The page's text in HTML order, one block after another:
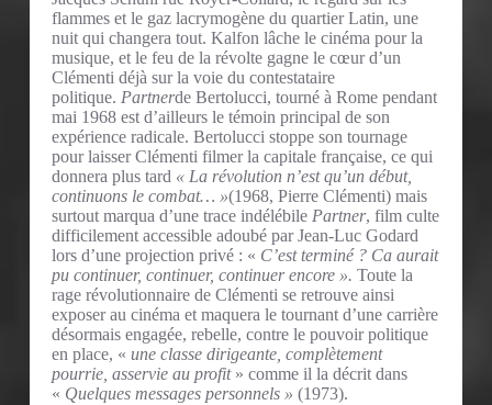
flammes et le gaz lacrymogène du quartier Latin, une
nuit qui changera tout. Kalfon lâche le cinéma pour la
musique, et le feu de la révolte gagne le cœur d’un
Clémenti déjà sur la voie du contestataire
politique. Partnerde Bertolucci, tourné à Rome pendant
mai 1968 est d’ailleurs le témoin principal de son
expérience radicale. Bertolucci stoppe son tournage
pour laisser Clémenti filmer la capitale française, ce qui
donnera plus tard « La révolution n’est qu’un début,
continuons le combat… »(1968, Pierre Clémenti) mais
surtout marqua d’une trace indélébile Partner, film culte
difficilement accessible adoubé par Jean-Luc Godard
lors d’une projection privé : « C’est terminé ? Ca aurait
pu continuer, continuer, continuer encore ». Toute la
rage révolutionnaire de Clémenti se retrouve ainsi
exposer au cinéma et maquera le tournant d’une carrière
désormais engagée, rebelle, contre le pouvoir politique
en place, « une classe dirigeante, complètement
pourrie, asservie au profit » comme il la décrit dans
« Quelques messages personnels » (1973).